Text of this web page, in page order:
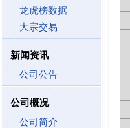
龙虎榜数据
大宗交易
新闻资讯
公司公告
公司概况
公司简介